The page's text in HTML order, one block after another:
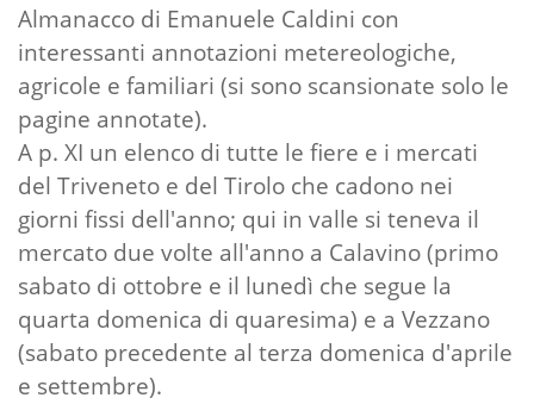
Almanacco di Emanuele Caldini con
interessanti annotazioni metereologiche,
agricole e familiari (si sono scansionate solo le
pagine annotate).
A p. XI un elenco di tutte le fiere e i mercati
del Triveneto e del Tirolo che cadono nei
giorni fissi dell'anno; qui in valle si teneva il
mercato due volte all'anno a Calavino (primo
sabato di ottobre e il lunedì che segue la
quarta domenica di quaresima) e a Vezzano
(sabato precedente al terza domenica d'aprile
e settembre).